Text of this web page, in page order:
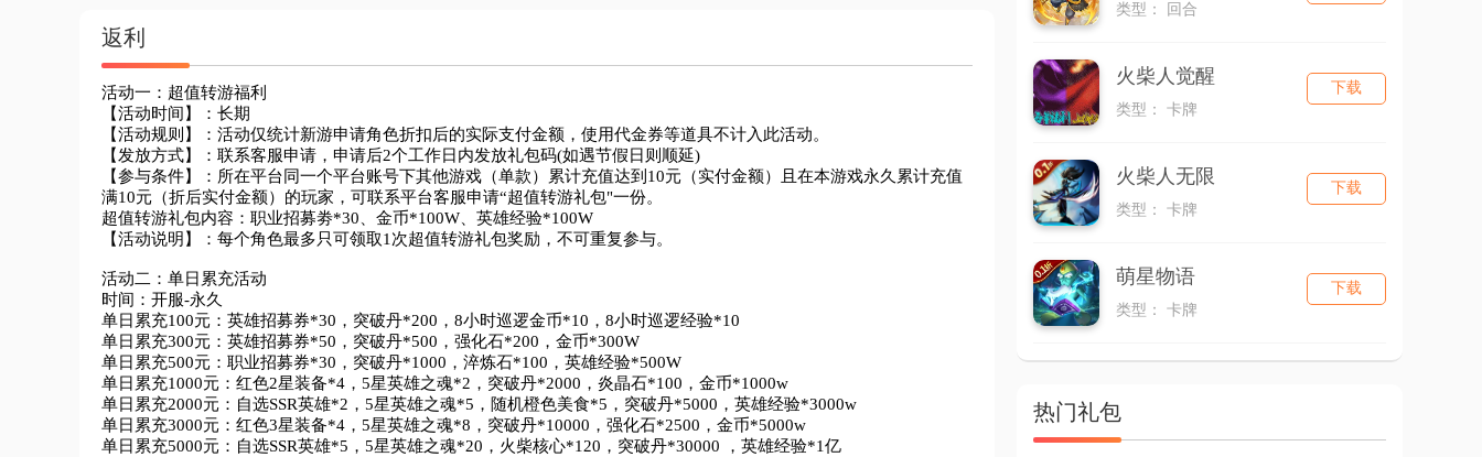
返利
活动一：超值转游福利
【活动时间】：长期
【活动规则】：活动仅统计新游申请角色折扣后的实际支付金额，使用代金券等道具不计入此活动。
【发放方式】：联系客服申请，申请后2个工作日内发放礼包码(如遇节假日则顺延)
【参与条件】：所在平台同一个平台账号下其他游戏（单款）累计充值达到10元（实付金额）且在本游戏永久累计充值
满10元（折后实付金额）的玩家，可联系平台客服申请“超值转游礼包"一份。
超值转游礼包内容：职业招募劵*30、金币*100W、英雄经验*100W
【活动说明】：每个角色最多只可领取1次超值转游礼包奖励，不可重复参与。
活动二：单日累充活动
时间：开服-永久
单日累充100元：英雄招募券*30，突破丹*200，8小时巡逻金币*10，8小时巡逻经验*10
单日累充300元：英雄招募券*50，突破丹*500，强化石*200，金币*300W
单日累充500元：职业招募券*30，突破丹*1000，淬炼石*100，英雄经验*500W
单日累充1000元：红色2星装备*4，5星英雄之魂*2，突破丹*2000，炎晶石*100，金币*1000w
单日累充2000元：自选SSR英雄*2，5星英雄之魂*5，随机橙色美食*5，突破丹*5000，英雄经验*3000w
单日累充3000元：红色3星装备*4，5星英雄之魂*8，突破丹*10000，强化石*2500，金币*5000w
单日累充5000元：自选SSR英雄*5，5星英雄之魂*20，火柴核心*120，突破丹*30000 ，英雄经验*1亿
类型： 回合
火柴人觉醒
类型： 卡牌
下载
火柴人无限
类型： 卡牌
下载
萌星物语
类型： 卡牌
下载
热门礼包